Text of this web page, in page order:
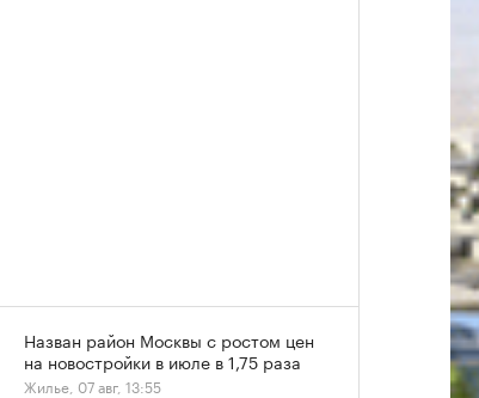
Назван район Москвы с ростом цен
на новостройки в июле в 1,75 раза
Жилье, 07 авг, 13:55